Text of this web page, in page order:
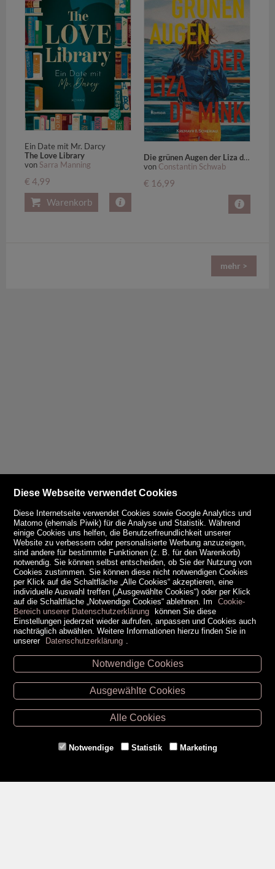
Ein Date mit Mr. Darcy
The Love Library
von Sarra Manning
€ 4,99
Warenkorb
Die grünen Augen der Liza de Mink
von Constantin Schwab
€ 16,99
mehr >
Unsere Öffnungszeiten
Retz -02942/20433
Hollabrunn -02952/30057
Eggenburg -02984/3836
Gmünd -
Diese Webseite verwendet Cookies
Diese Internetseite verwendet Cookies sowie Google Analytics und
Matomo (ehemals Piwik) für die Analyse und Statistik. Während
einige Cookies uns helfen, die Benutzerfreundlichkeit unserer
Website zu verbessern oder personalisierte Werbung anzuzeigen,
sind andere für bestimmte Funktionen (z. B. für den Warenkorb)
notwendig. Sie können selbst entscheiden, ob Sie der Nutzung von
Cookies zustimmen. Sie können diese nicht notwendigen Cookies
per Klick auf die Schaltfläche „Alle Cookies“ akzeptieren, eine
individuelle Auswahl treffen („Ausgewählte Cookies“) oder per Klick
auf die Schaltfläche „Notwendige Cookies“ ablehnen. Im
Cookie-
Bereich unserer Datenschutzerklärung können Sie diese
Einstellungen jederzeit wieder aufrufen, anpassen und Cookies auch
nachträglich abwählen. Weitere Informationen hierzu finden Sie in
unserer Datenschutzerklärung
Notwendige Cookies
Ausgewählte Cookies
Alle Cookies
Notwendige Statistik Marketing